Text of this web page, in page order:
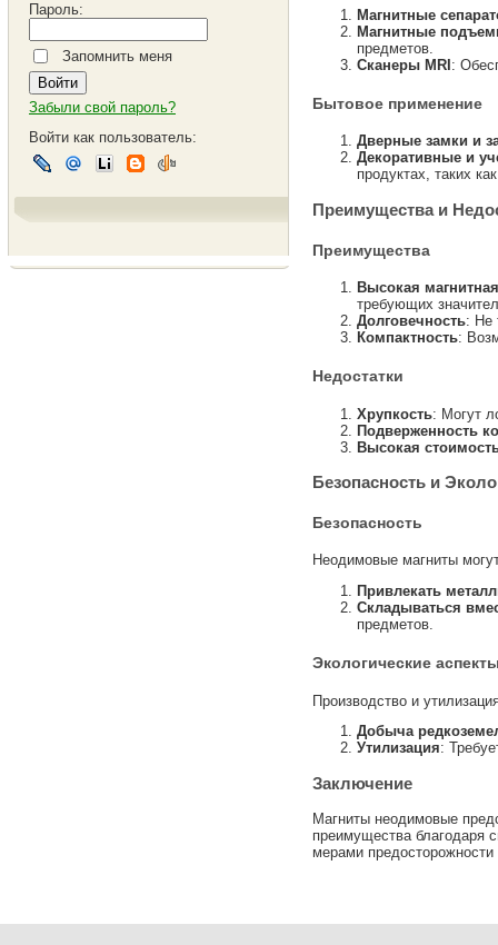
Пароль:
Запомнить меня
Забыли свой пароль?
Войти как пользователь:
Магнитные
Магнитные
предметов.
Сканеры MRI :
Бытовое применение
Дверные замки и
Декоративные и
продуктах, таких
Преимущества и
Преимущества
Высокая
требующих
Долговечность: Не
Компактность:
Недостатки
Хрупкость: Могут
Подверженность
Высокая
Безопасность и
Безопасность
Неодимовые магниты
Привлекать
Складываться
предметов.
Экологические
Производство и
Добыча
Утилизация:
Заключение
Магниты неодимовые
преимущества благодаря
мерами предосторожности